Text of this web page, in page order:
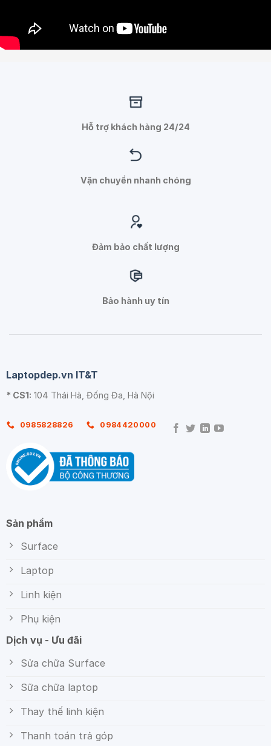
Hỗ trợ khách hàng 24/24
Vận chuyển nhanh chóng
Đảm bảo chất lượng
Bảo hành uy tín
Laptopdep.vn IT&T
* CS1: 104 Thái Hà, Đống Đa, Hà Nội
0985828826 0984420000
Sản phẩm
Surface
Laptop
Linh kiện
Phụ kiện
Dịch vụ - Ưu đãi
Sửa chữa Surface
Sữa chữa laptop
Thay thế linh kiện
Thanh toán trả góp